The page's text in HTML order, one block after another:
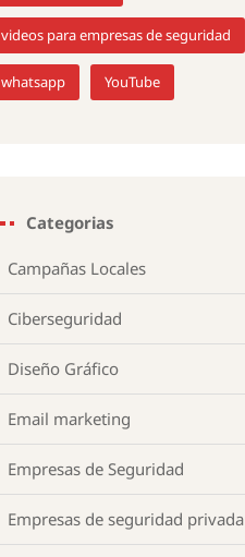
videos para empresas de seguridad
whatsapp YouTube
Categorias
Campañas Locales
Ciberseguridad
Diseño Gráfico
Email marketing
Empresas de Seguridad
Empresas de seguridad privada